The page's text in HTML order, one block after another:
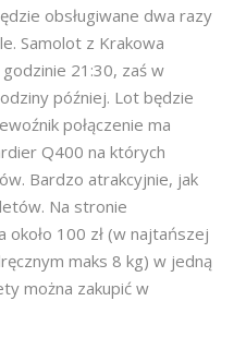
obsługiwane dwa razy
Samolot z Krakowa
21:30, zaś w
później. Lot będzie
połączenie ma
Q400 na których
Bardzo atrakcyjnie, jak
Na stronie
100 zł (w najtańszej
maks 8 kg) w jedną
można zakupić w